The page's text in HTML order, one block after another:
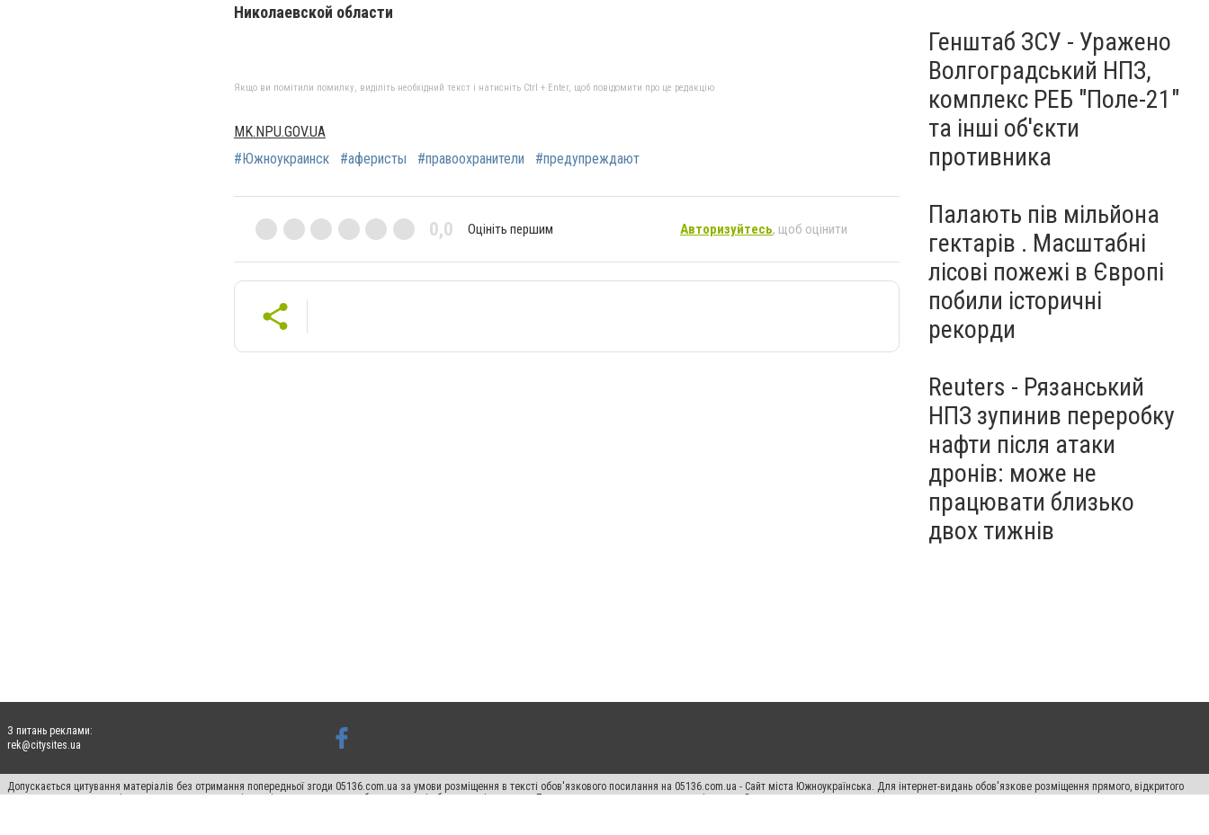
Николаевской области
Якщо ви помітили помилку, виділіть необхідний текст і натисніть Ctrl + Enter, щоб повідомити про це редакцію
MK.NPU.GOV.UA
#Южноукраинск
#аферисты #правоохранители #предупреждают
0,0 Оцініть першим Авторизуйтесь, щоб оцінити
Генштаб ЗСУ - Уражено
Волгоградський НПЗ,
комплекс РЕБ "Поле-21"
та інші об'єкти
противника
Палають пів мільйона
гектарів . Масштабні
лісові пожежі в Європі
побили історичні
рекорди
Reuters - Рязанський
НПЗ зупинив переробку
нафти після атаки
дронів: може не
працювати близько
двох тижнів
З питань реклами:
rek@citysites.ua
Допускається цитування матеріалів без отримання попередньої згоди 05136.com.ua за умови розміщення в тексті обов'язкового посилання на 05136.com.ua - Сайт міста Южноукраїнська. Для інтернет-видань обов'язкове розміщення прямого, відкритого
для пошукових систем гіперпосилання на цитовані статті не нижче другого абзацу в тексті або в якості джерела. Порушення виняткових прав переслідується Законом.